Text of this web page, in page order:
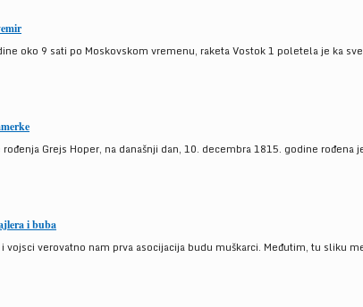
oko 9 sati po Moskovskom vremenu, raketa Vostok 1 poletela je ka
Grejs Hoper, na današnji dan, 10. decembra 1815. godine
i buba
verovatno nam prva asocijacija budu muškarci. Međutim, tu sliku